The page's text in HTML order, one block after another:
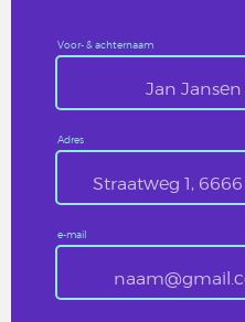
Voor- & achternaam
Adres
e-mail